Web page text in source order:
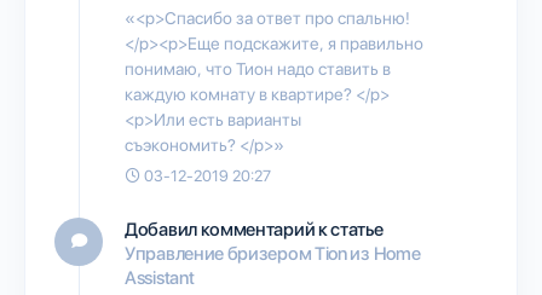
«<p>Спасибо за ответ про спальню!
</p><p>Еще подскажите, я правильно
понимаю, что Тион надо ставить в
каждую комнату в квартире? </p>
<p>Или есть варианты
съэкономить? </p>»
03-12-2019 20:27
Добавил комментарий к статье
Управление бризером Tion из Home
Assistant